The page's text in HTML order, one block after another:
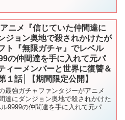
ニメ『信じていた仲間達に
ジョン奥地で殺されかけたが
ト『無限ガチャ』でレベル
の仲間達を手に入れて元パ
ィーメンバーと世界に復讐＆
１話│【期間限定公開】
最強ガチャファンタジーがアニメ
達にダンジョン奥地で殺されかけた
9999の仲間達を手に入れて元パー